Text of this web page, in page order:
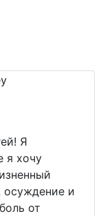
Я
я хочу
осуждение и
от